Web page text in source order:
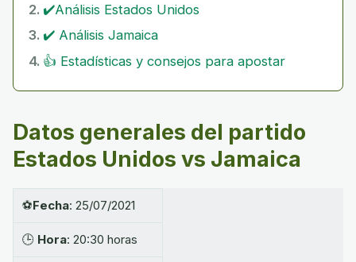
✔️Análisis Estados Unidos
✔️ Análisis Jamaica
👍 Estadísticas y consejos para apostar
Datos generales del partido
Estados Unidos vs Jamaica
⚽Fecha: 25/07/2021
🕒 Hora: 20:30 horas